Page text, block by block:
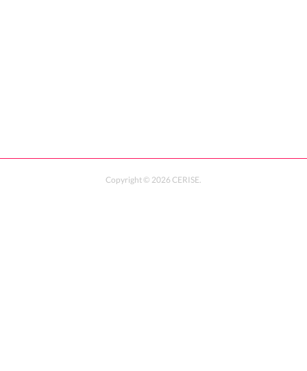
Copyright © 2026 CERISE.